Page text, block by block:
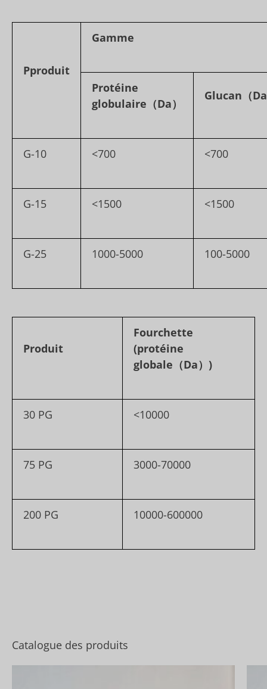
Pproduit
Gamme
Protéine
globulaire （Da）
Glucan （
G-10 <700 <700
G-15 <1500 <1500
G-25 1000-5000 100-5000
Produit
Fourchette
(protéine
globale （Da）)
30 PG <10000
75 PG 3000-70000
200 PG 10000-600000
Catalogue des produits